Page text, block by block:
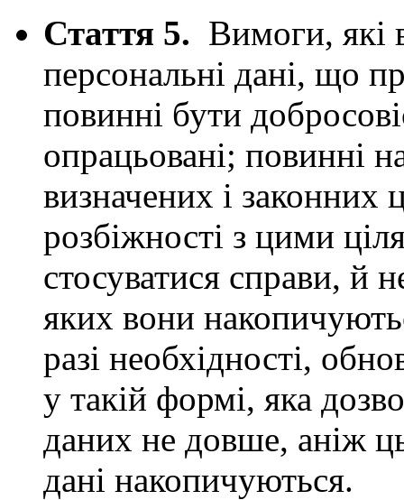
Стаття 5. Вимоги, які
персональні дані, що
повинні бути
опрацьовані; повинні
визначених і законних
розбіжності з цими
стосуватися справи, й
яких вони
разі необхідності,
у такій формі, яка
даних не довше, аніж
дані накопичуються.